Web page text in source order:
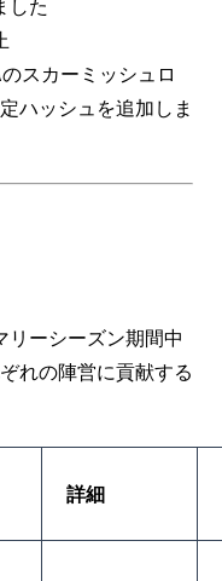
した
スカーミッシュロ
ハッシュを追加しま
リーシーズン期間中
れの陣営に貢献する
詳細